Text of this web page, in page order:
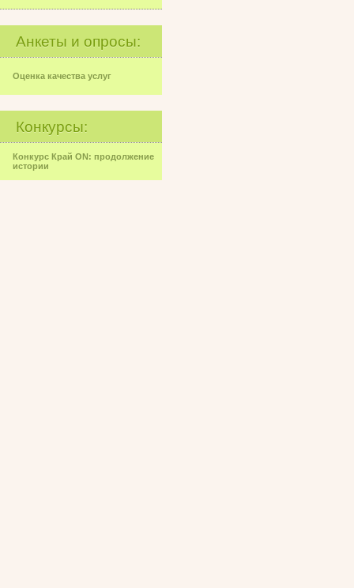
Анкеты и опросы:
Оценка качества услуг
Конкурсы:
Конкурс Край ON: продолжение
истории